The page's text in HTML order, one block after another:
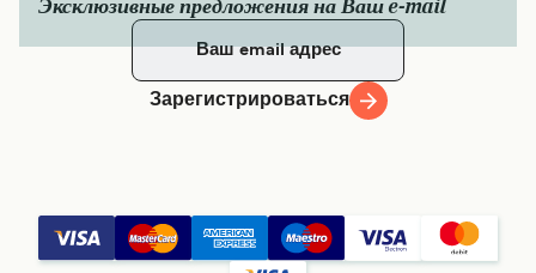
Эксклюзивные предложения на Ваш e-mail
Зарегистрироваться